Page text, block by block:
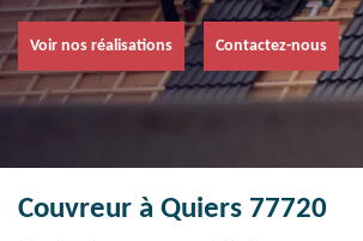
Voir nos réalisations Contactez-nous
Couvreur à Quiers 77720